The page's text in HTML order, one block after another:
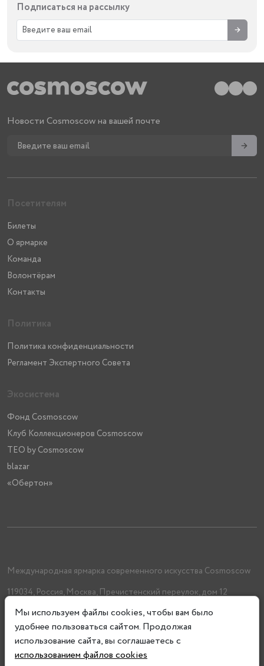
Подписаться на рассылку
→
Новости Cosmoscow на вашей почте
→
Посетителям
Билеты
О ярмарке
Команда
Волонтёрам
Контакты
Политика
Политика конфиденциальности
Регламент Экспертного Совета
Экосистема
Фонд Cosmoscow
Клуб Коллекционеров Cosmoscow
TEO by Cosmoscow
blazar
«Обертон»
Международная ярмарка современного искусства Cosmoscow
119034, Россия, Москва, Пречистенский переулок, дом 12
+7 (962) 993-61-33
info@cosmoscow.com
Мы используем файлы cookies, чтобы вам было
удобнее пользоваться сайтом. Продолжая
использование сайта, вы соглашаетесь с
использованием файлов cookies